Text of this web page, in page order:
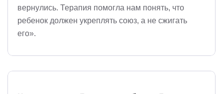
вернулись. Терапия помогла нам понять, что
ребенок должен укреплять союз, а не сжигать
его».